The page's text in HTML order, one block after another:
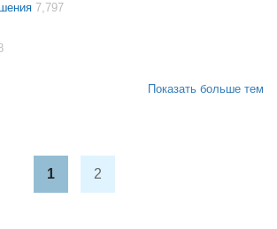
7,797
Показать больше тем
1 2